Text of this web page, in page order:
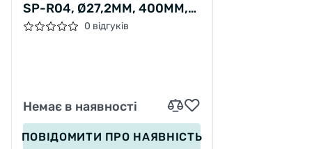
SP-R04, Ø27,2ММ, 400ММ,
ЧОРНИЙ, 243ГР
0 відгуків
Немає в наявності
ПОВІДОМИТИ ПРО НАЯВНІСТЬ